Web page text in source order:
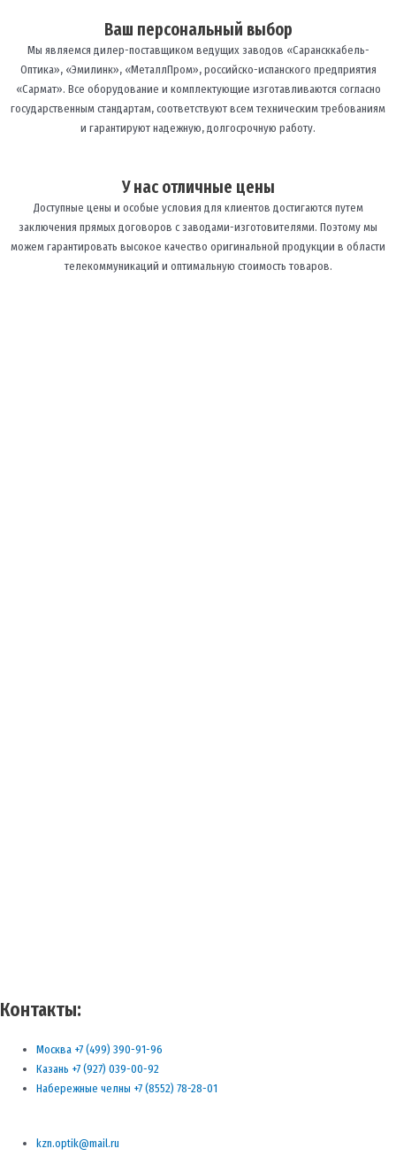
Ваш персональный выбор
Мы являемся дилер-поставщиком ведущих заводов «Сарансккабель-
Оптика», «Эмилинк», «МеталлПром», российско-испанского предприятия
«Сармат». Все оборудование и комплектующие изготавливаются согласно
государственным стандартам, соответствуют всем техническим требованиям
и гарантируют надежную, долгосрочную работу.
У нас отличные цены
Доступные цены и особые условия для клиентов достигаются путем
заключения прямых договоров с заводами-изготовителями. Поэтому мы
можем гарантировать высокое качество оригинальной продукции в области
телекоммуникаций и оптимальную стоимость товаров.
Контакты:
Москва +7 (499) 390-91-96
Казань +7 (927) 039-00-92
Набережные челны +7 (8552) 78-28-01
kzn.optik@mail.ru